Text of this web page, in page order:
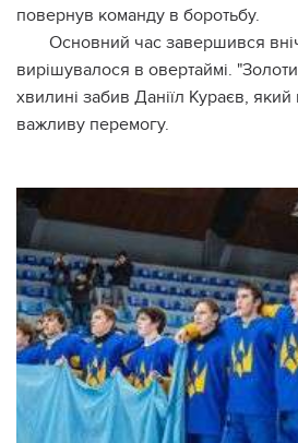
повернув команду в боротьбу.
Основний час завершився
вирішувалося в овертаймі.
хвилині забив Даніїл Кураєв, який
важливу перемогу.